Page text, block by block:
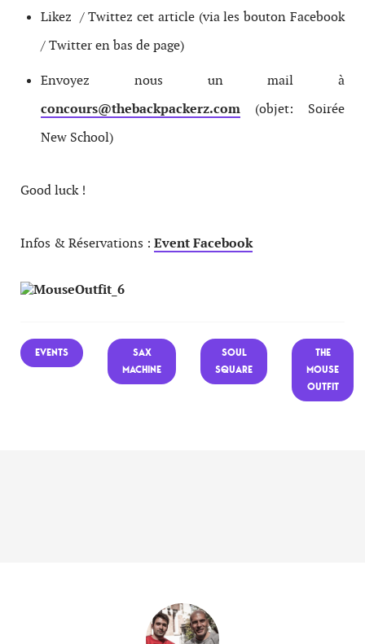
Likez / Twittez cet article (via les bouton Facebook
/ Twitter en bas de page)
Envoyez nous un mail à
concours@thebackpackerz.com (objet: Soirée
New School)
Good luck !
Infos & Réservations : Event Facebook
EVENTS
SAX
MACHINE
SOUL
SQUARE
THE
MOUSE
OUTFIT